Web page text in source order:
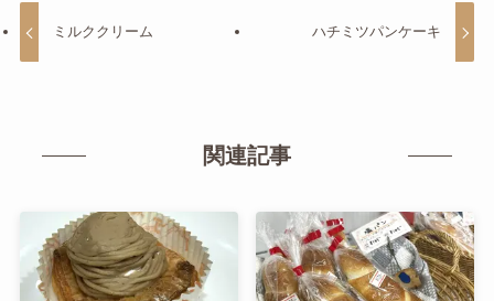
ミルククリーム ハチミツパンケーキ
関連記事